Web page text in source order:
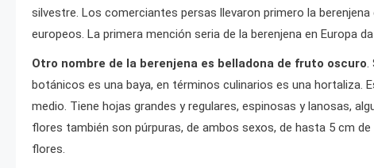
silvestre. Los comerciantes persas llevaron primero la
europeos. La primera mención seria de la berenjena en Europa
Otro nombre de la berenjena es belladona de fruto oscuro.
botánicos es una baya, en términos culinarios es una hortaliza.
medio. Tiene hojas grandes y regulares, espinosas y lanosas,
flores también son púrpuras, de ambos sexos, de hasta 5 cm
flores.